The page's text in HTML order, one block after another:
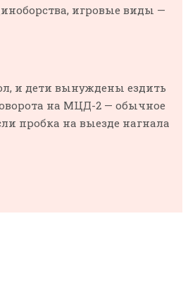
игровые виды —
и дети вынуждены ездить
на МЦД-2 — обычное
пробка на выезде нагнала